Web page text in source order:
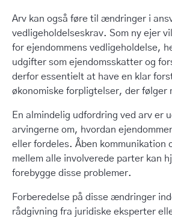
Arv kan også føre til ændringer i
vedligeholdelseskrav. Som ny ejer
for ejendommens vedligeholdelse,
udgifter som ejendomsskatter og
derfor essentielt at have en klar
økonomiske forpligtelser, der følger
En almindelig udfordring ved arv er
arvingerne om, hvordan
eller fordeles. Åben kommunikation
mellem alle involverede parter kan
forebygge disse problemer.
Forberedelse på disse ændringer
rådgivning fra juridiske eksperter